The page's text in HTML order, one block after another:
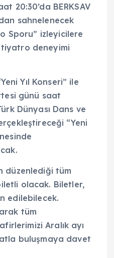
20:30’da BERKSAV
sahnelenecek
Sporu” izleyicilere
deneyimi
Yıl Konseri” ile
günü saat
Dünyası Dans ve
“Yeni
düzenlediği tüm
olacak. Biletler,
edilebilecek.
tüm
Aralık ayı
buluşmaya davet